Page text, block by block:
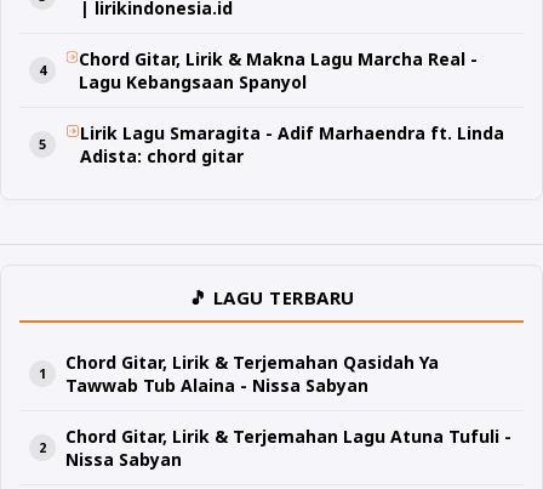
| lirikindonesia.id
Chord Gitar, Lirik & Makna Lagu Marcha Real -
Lagu Kebangsaan Spanyol
Lirik Lagu Smaragita - Adif Marhaendra ft. Linda
Adista: chord gitar
🎵 LAGU TERBARU
Chord Gitar, Lirik & Terjemahan Qasidah Ya
Tawwab Tub Alaina - Nissa Sabyan
Chord Gitar, Lirik & Terjemahan Lagu Atuna Tufuli -
Nissa Sabyan